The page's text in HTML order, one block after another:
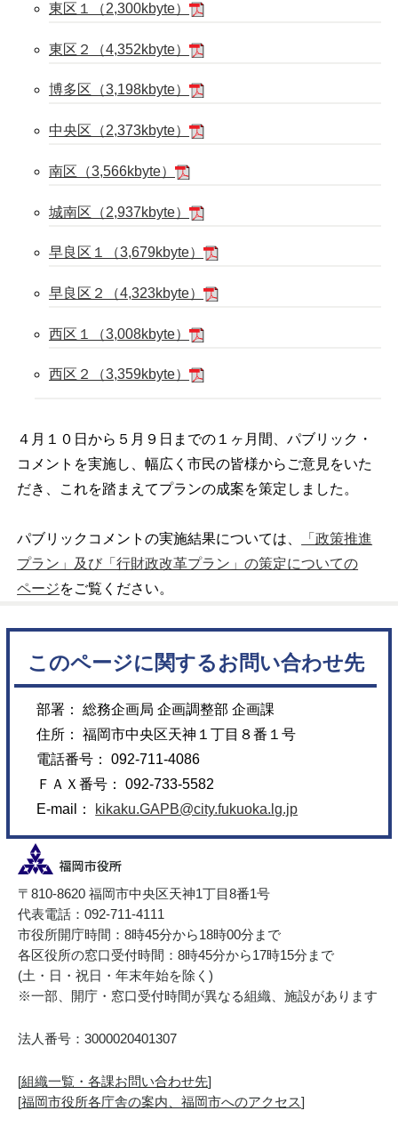
東区１（2,300kbyte）
東区２（4,352kbyte）
博多区（3,198kbyte）
中央区（2,373kbyte）
南区（3,566kbyte）
城南区（2,937kbyte）
早良区１（3,679kbyte）
早良区２（4,323kbyte）
西区１（3,008kbyte）
西区２（3,359kbyte）
４月１０日から５月９日までの１ヶ月間、パブリック・
コメントを実施し、幅広く市民の皆様からご意見をいた
だき、これを踏まえてプランの成案を策定しました。
パブリックコメントの実施結果については、
「政策推進
プラン」及び「行財政改革プラン」の策定についての
ページをご覧ください。
このページに関するお問い合わせ先
部署： 総務企画局 企画調整部 企画課
住所： 福岡市中央区天神１丁目８番１号
電話番号： 092-711-4086
ＦＡＸ番号： 092-733-5582
E-mail：
kikaku.GAPB@city.fukuoka.lg.jp
〒810-8620 福岡市中央区天神1丁目8番1号
代表電話：092-711-4111
市役所開庁時間：8時45分から18時00分まで
各区役所の窓口受付時間：8時45分から17時15分まで
(土・日・祝日・年末年始を除く)
※一部、開庁・窓口受付時間が異なる組織、施設があります
法人番号：3000020401307
[組織一覧・各課お問い合わせ先]
[福岡市役所各庁舎の案内、福岡市へのアクセス]